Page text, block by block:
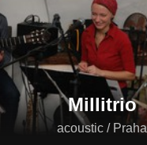
Millitrio
acoustic / Praha